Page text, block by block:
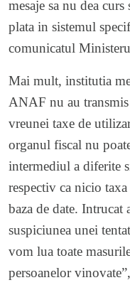
mesaje sa nu dea
plata in sistemul
comunicatul
Mai mult, institutia
ANAF nu au
vreunei taxe de
organul fiscal nu
intermediul a diferite
respectiv ca nicio
baza de date. Intrucat
suspiciunea unei
vom lua toate
persoanelor